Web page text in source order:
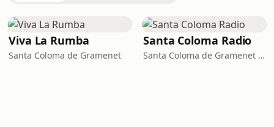
Viva La Rumba
Santa Coloma de Gramenet
Santa Coloma Radio
Santa Coloma de Gramenet · 99.0 FM